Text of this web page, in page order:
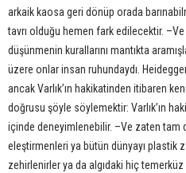
arkaik kaosa geri dönüp orada
tavrı olduğu hemen fark edilecektir.
düşünmenin kurallarını mantıkta
üzere onlar insan ruhundaydı.
ancak Varlıkʼın hakikatinden itibaren
doğrusu şöyle söylemektir: Varlıkʼın
içinde deneyimlenebilir. –Ve zaten tam
eleştirmenleri ya bütün dünyayı plastik
zehirlenirler ya da algıdaki hiç